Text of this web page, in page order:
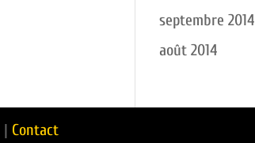
septembre 2014
août 2014
| Contact